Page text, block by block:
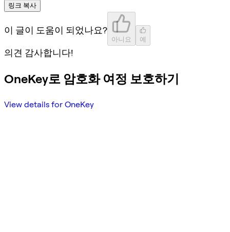
링크 복사
이 글이 도움이 되었나요?
아니요 예
의견 감사합니다!
OneKey로 암호화 여정 보호하기
View details for OneKey